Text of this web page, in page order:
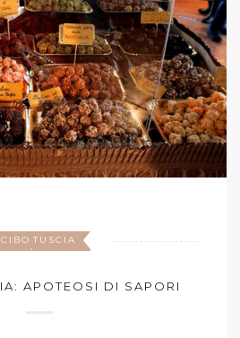
CIBO
,
TUSCIA
APOTEOSI DI SAPORI